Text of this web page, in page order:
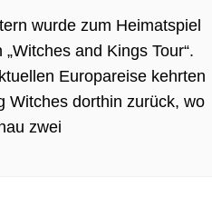
wurde zum Heimatspiel
and Kings Tour“.
Europareise kehrten
Witches dorthin zurück, wo
zwei